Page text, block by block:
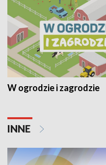
W ogrodzie i zagrodzie
INNE